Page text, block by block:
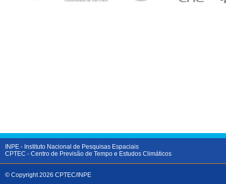
INPE - Instituto Nacional de Pesquisas Espaciais
CPTEC - Centro de Previsão de Tempo e Estudos Climáticos
© Copyright 2026 CPTEC/INPE